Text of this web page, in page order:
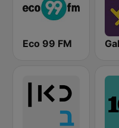
Eco 99 FM